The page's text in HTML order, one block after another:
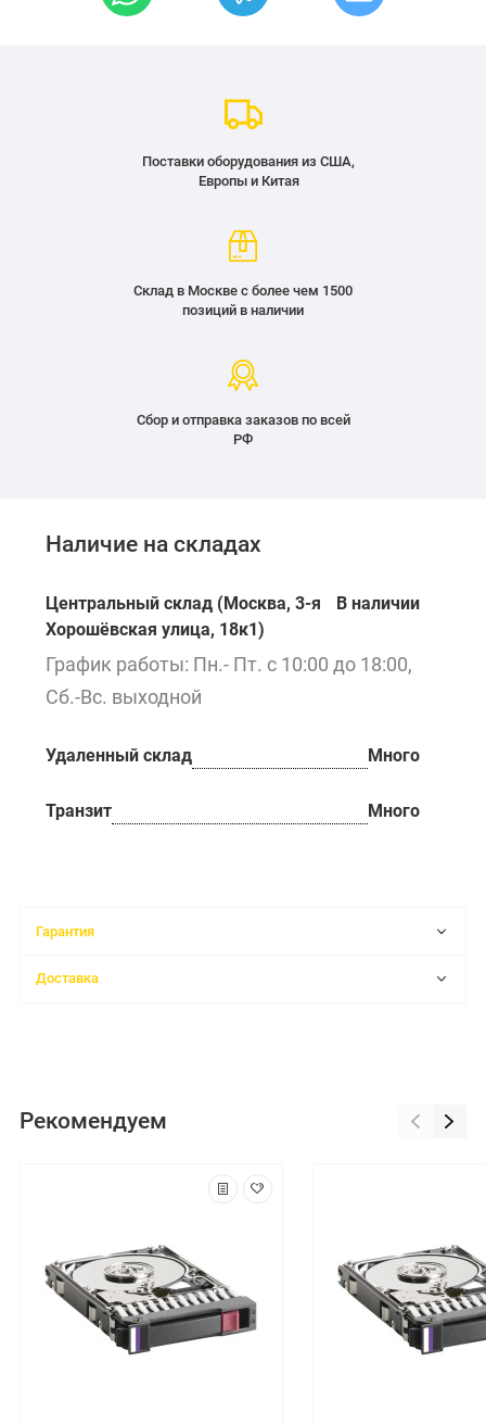
Поставки оборудования из США,
Европы и Китая
Склад в Москве с более чем 1500
позиций в наличии
Сбор и отправка заказов по всей
РФ
Наличие на складах
Центральный склад (Москва, 3-я
Хорошёвская улица, 18к1)
В наличии
График работы: Пн.- Пт. с 10:00 до 18:00,
Сб.-Вс. выходной
Удаленный склад Много
Транзит Много
Гарантия
Доставка
Рекомендуем